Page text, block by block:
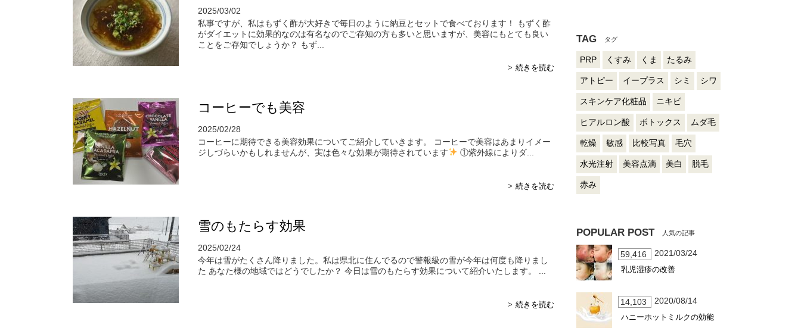
2025/03/02
私事ですが、私はもずく酢が大好きで毎日のように納豆とセットで食べております！ もずく酢
がダイエットに効果的なのは有名なのでご存知の方も多いと思いますが、美容にもとても良い
ことをご存知でしょうか？ もず...
続きを読む
コーヒーでも美容
2025/02/28
コーヒーに期待できる美容効果についてご紹介していきます。 コーヒーで美容はあまりイメー
ジしづらいかもしれませんが、実は色々な効果が期待されています
①紫外線によりダ...
続きを読む
雪のもたらす効果
2025/02/24
今年は雪がたくさん降りました。私は県北に住んでるので警報級の雪が今年は何度も降りまし
た あなた様の地域ではどうでしたか？ 今日は雪のもたらす効果について紹介いたします。 ...
続きを読む
TAG
PRP くすみ くま たるみ
アトピー イープラス シミ シワ
スキンケア化粧品 ニキビ
ヒアルロン酸 ボトックス ムダ毛
乾燥 敏感 比較写真 毛穴
水光注射 美容点滴 美白 脱毛
赤み
POPULAR POST
59,416 2021/03/24
乳児湿疹の改善
14,103 2020/08/14
ハニーホットミルクの効能